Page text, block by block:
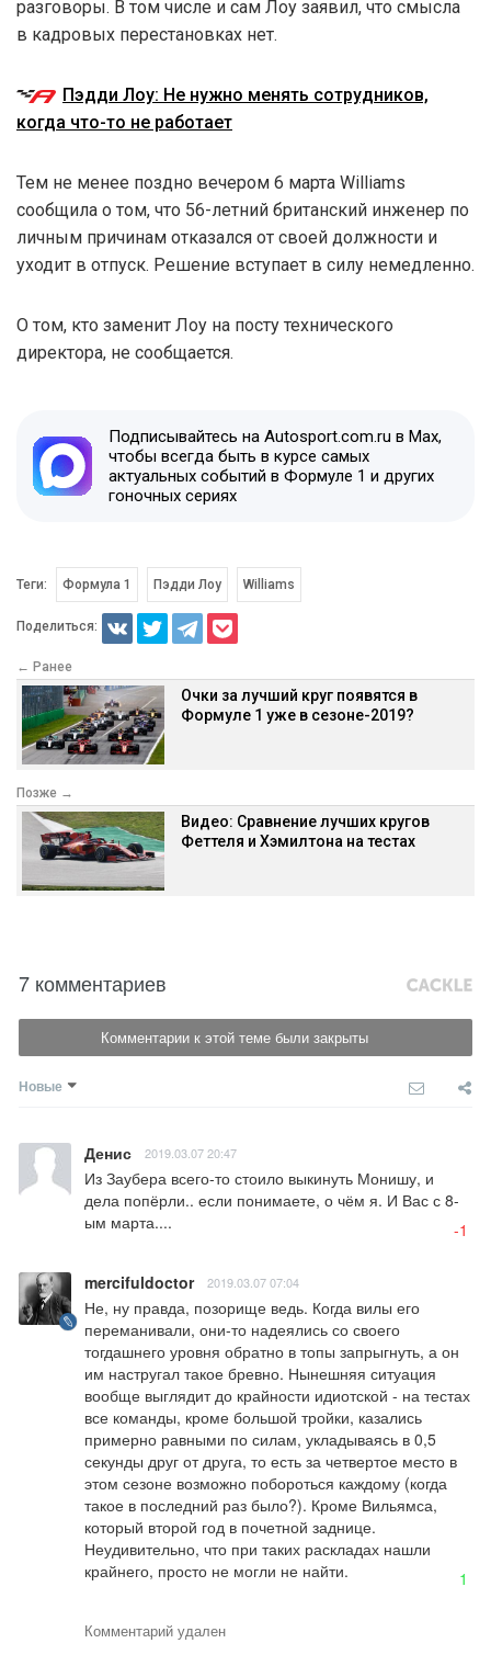
разговоры. В том числе и сам Лоу заявил, что смысла
в кадровых перестановках нет.
Пэдди Лоу: Не нужно менять сотрудников,
когда что-то не работает
Тем не менее поздно вечером 6 марта Williams
сообщила о том, что 56-летний британский инженер по
личным причинам отказался от своей должности и
уходит в отпуск. Решение вступает в силу немедленно.
О том, кто заменит Лоу на посту технического
директора, не сообщается.
Подписывайтесь на Autosport.com.ru в Max,
чтобы всегда быть в курсе самых
актуальных событий в Формуле 1 и других
гоночных сериях
Теги: Формула 1 Пэдди Лоу Williams
Поделиться:
← Ранее
Очки за лучший круг появятся в
Формуле 1 уже в сезоне-2019?
Позже →
Видео: Сравнение лучших кругов
Феттеля и Хэмилтона на тестах
7 комментариев
Комментарии к этой теме были закрыты
Новые
Денис 2019.03.07 20:47
Из Заубера всего-то стоило выкинуть Монишу, и
дела попёрли.. если понимаете, о чём я. И Вас с 8-
ым марта....
-1
mercifuldoctor 2019.03.07 07:04
Не, ну правда, позорище ведь. Когда вилы его
переманивали, они-то надеялись со своего
тогдашнего уровня обратно в топы запрыгнуть, а он
им настругал такое бревно. Нынешняя ситуация
вообще выглядит до крайности идиотской - на тестах
все команды, кроме большой тройки, казались
примерно равными по силам, укладываясь в 0,5
секунды друг от друга, то есть за четвертое место в
этом сезоне возможно побороться каждому (когда
такое в последний раз было?). Кроме Вильямса,
который второй год в почетной заднице.
Неудивительно, что при таких раскладах нашли
крайнего, просто не могли не найти.
1
Комментарий удален